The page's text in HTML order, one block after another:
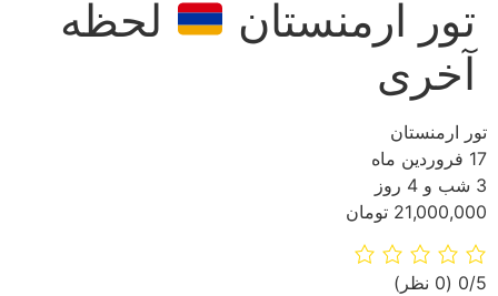
تور ارمنستان
لحظه
آخری
تور ارمنستان
17 فروردین ماه
3 شب و 4 روز
21,000,000 تومان
‫0/5 ‫(0 نظر)